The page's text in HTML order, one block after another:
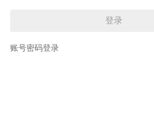
登录
账号密码登录